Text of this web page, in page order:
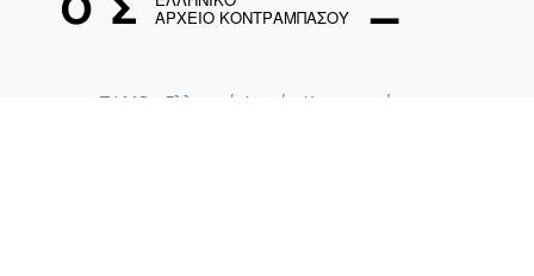
ΤΑΜΟ «Ελληνικό Αρχείο Κοντραμπάσου»